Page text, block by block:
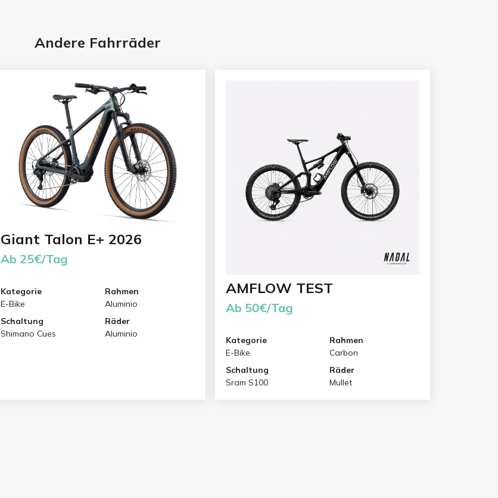
Andere Fahrräder
Giant Talon E+ 2026
Ab 25€/Tag
Kategorie
E-Bike
Rahmen
Aluminio
Schaltung
Shimano Cues
Räder
Aluminio
AMFLOW TEST
Ab 50€/Tag
Kategorie
E-Bike
Rahmen
Carbon
Schaltung
Sram S100
Räder
Mullet